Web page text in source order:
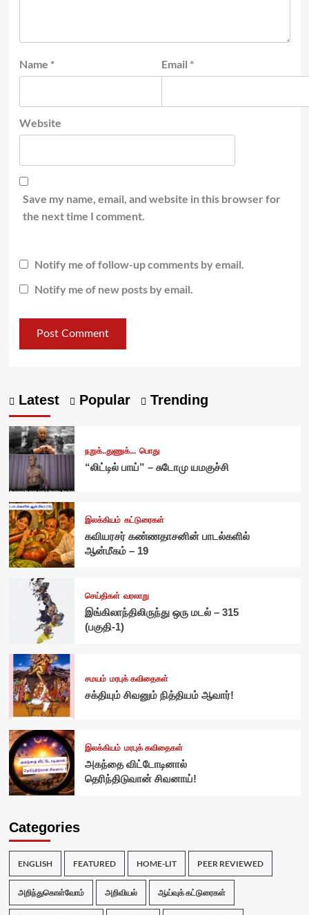
Name * Email *
Website
Save my name, email, and website in this browser for
the next time I comment.
Notify me of follow-up comments by email.
Notify me of new posts by email.
Latest Popular Trending
நறுக்..துணுக்... பொது
“லிட்டில் பாய்” – சுடோமு யமகுச்சி
இலக்கியம் கட்டுரைகள்
கவியரசர் கண்ணதாசனின் பாடல்களில்
ஆன்மீகம் – 19
செய்திகள் வரலாறு
இங்கிலாந்திலிருந்து ஒரு மடல் – 315
(பகுதி-1)
சமயம் மரபுக் கவிதைகள்
சக்தியும் சிவனும் நித்தியம் ஆவார்!
இலக்கியம் மரபுக் கவிதைகள்
அகந்தை விட்டோடினால்
தெரிந்திடுவான் சிவனாய்!
Categories
ENGLISH FEATURED HOME-LIT PEER REVIEWED
அறிந்துகொள்வோம் அறிவியல் ஆய்வுக் கட்டுரைகள்